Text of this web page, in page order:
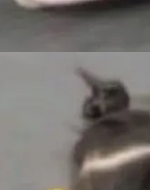
/
全
本该
显
。git
Delt
Spa
：